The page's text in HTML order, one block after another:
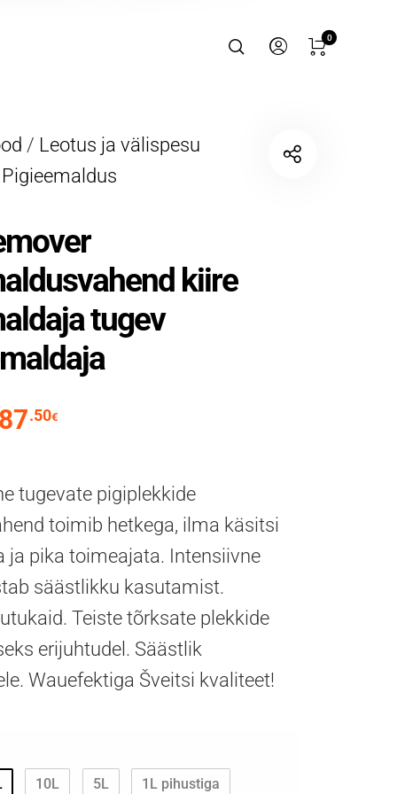
0
/ Leotus ja välispesu
Pigieemaldus
kiire
tugev
.50€
tugevate pigiplekkide
toimib hetkega, ilma käsitsi
ja pika toimeajata. Intensiivne
säästlikku kasutamist.
Teiste tõrksate plekkide
erijuhtudel. Säästlik
Wauefektiga Šveitsi kvaliteet!
10L 5L 1L pihustiga